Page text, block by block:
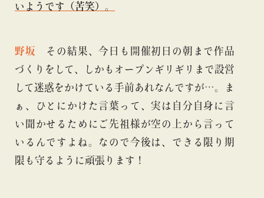
いようです（苦笑）。
野坂 その結果、今日も開催初日の朝まで作品
づくりをして、しかもオープンギリギリまで設営
して迷惑をかけている手前あれなんですが…。ま
ぁ、ひとにかけた言葉って、実は自分自身に言
い聞かせるためにご先祖様が空の上から言って
いるんですよね。なので今後は、できる限り期
限も守るように頑張ります！